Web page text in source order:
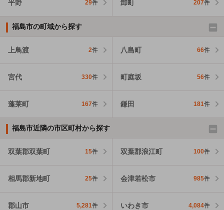
平野 29件 卸町 207件
福島市の町域から探す
上鳥渡 2件 八島町 66件
宮代 330件 町庭坂 56件
蓬莱町 167件 鎌田 181件
福島市近隣の市区町村から探す
双葉郡双葉町 15件 双葉郡浪江町 100件
相馬郡新地町 25件 会津若松市 985件
郡山市 5,281件 いわき市 4,084件